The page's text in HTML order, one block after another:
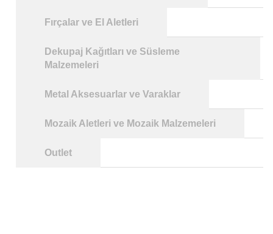
Fırçalar ve El Aletleri
Dekupaj Kağıtları ve Süsleme
Malzemeleri
Metal Aksesuarlar ve Varaklar
Mozaik Aletleri ve Mozaik Malzemeleri
Outlet